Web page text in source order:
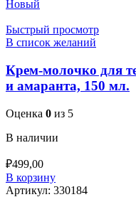
Новый
Быстрый просмотр
В список желаний
Крем-молочко для
и амаранта, 150 мл.
Оценка 0 из 5
В наличии
₽499,00
В корзину
Артикул: 330184